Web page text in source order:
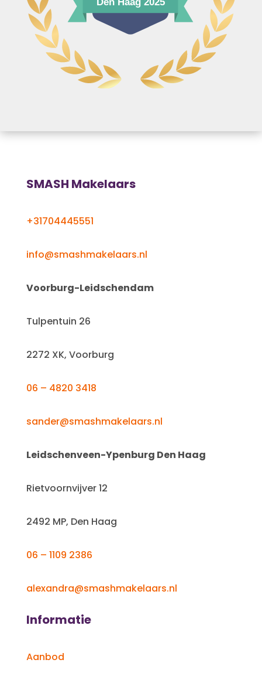
SMASH Makelaars
+31704445551
info@smashmakelaars.nl
Voorburg-Leidschendam
Tulpentuin 26
2272 XK, Voorburg
06 – 4820 3418
sander@smashmakelaars.nl
Leidschenveen-Ypenburg Den Haag
Rietvoornvijver 12
2492 MP, Den Haag
06 – 1109 2386
alexandra@smashmakelaars.nl
Informatie
Aanbod